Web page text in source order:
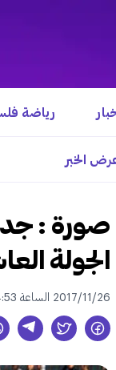
رياضة
الخبر
صورة :
الجولة
2017/11/26 الساعة 04:53 م